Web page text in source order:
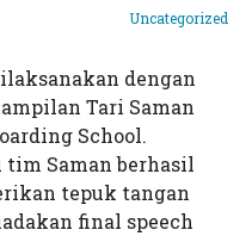
Uncategorized
dengan
Tari Saman
School.
Saman berhasil
tepuk tangan
final speech